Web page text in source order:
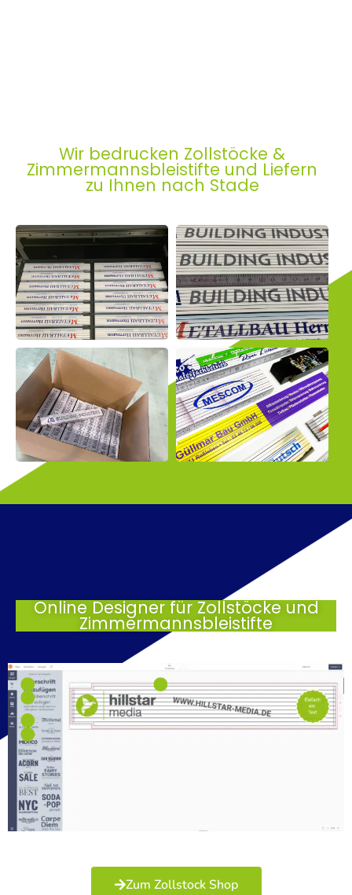
Wir bedrucken Zollstöcke &
Zimmermannsbleistifte und Liefern
zu Ihnen nach Stade
Online Designer für Zollstöcke und
Zimmermannsbleistifte
Zum Zollstock Shop